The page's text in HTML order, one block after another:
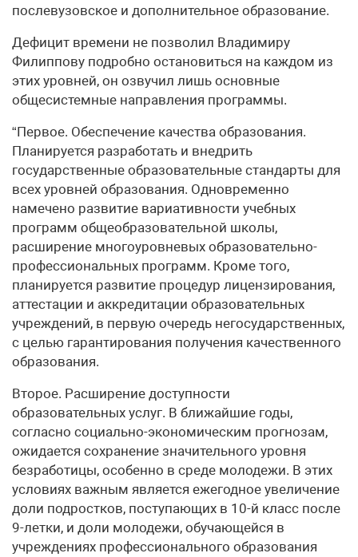
послевузовское и дополнительное образование.
Дефицит времени не позволил Владимиру
Филиппову подробно остановиться на каждом из
этих уровней, он озвучил лишь основные
общесистемные направления программы.
“Первое. Обеспечение качества образования.
Планируется разработать и внедрить
государственные образовательные стандарты для
всех уровней образования. Одновременно
намечено развитие вариативности учебных
программ общеобразовательной школы,
расширение многоуровневых образовательно-
профессиональных программ. Кроме того,
планируется развитие процедур лицензирования,
аттестации и аккредитации образовательных
учреждений, в первую очередь негосударственных,
с целью гарантирования получения качественного
образования.
Второе. Расширение доступности
образовательных услуг. В ближайшие годы,
согласно социально-экономическим прогнозам,
ожидается сохранение значительного уровня
безработицы, особенно в среде молодежи. В этих
условиях важным является ежегодное увеличение
доли подростков, поступающих в 10-й класс после
9-летки, и доли молодежи, обучающейся в
учреждениях профессионального образования